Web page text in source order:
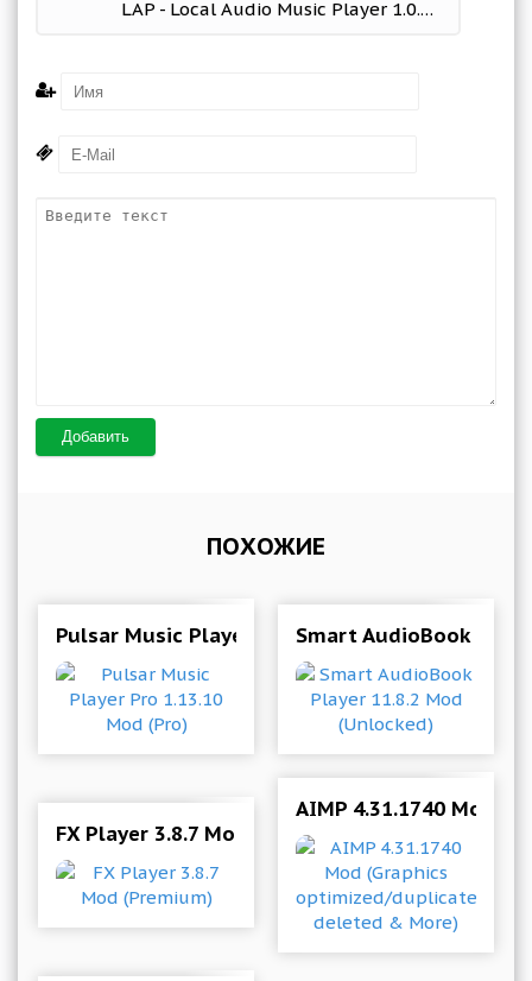
LAP - Local Audio Music Player 1.0.0 Mod (Pro)
Добавить
ПОХОЖИЕ
Pulsar Music Player Pro 1.13.10 Mod (Pro)
Smart AudioBook
FX Player 3.8.7 Mod (Premium)
AIMP 4.31.1740 Mod